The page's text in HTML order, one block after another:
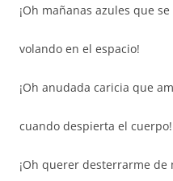
¡Oh mañanas azules que
volando en el espacio!
¡Oh anudada caricia que
cuando despierta el cuerpo!
¡Oh querer desterrarme